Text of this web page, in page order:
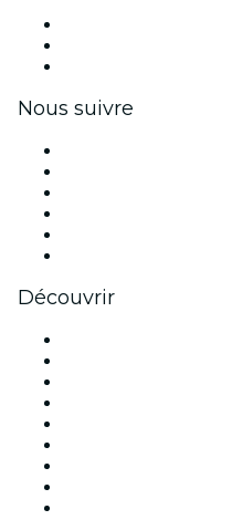
Nous suivre
Découvrir